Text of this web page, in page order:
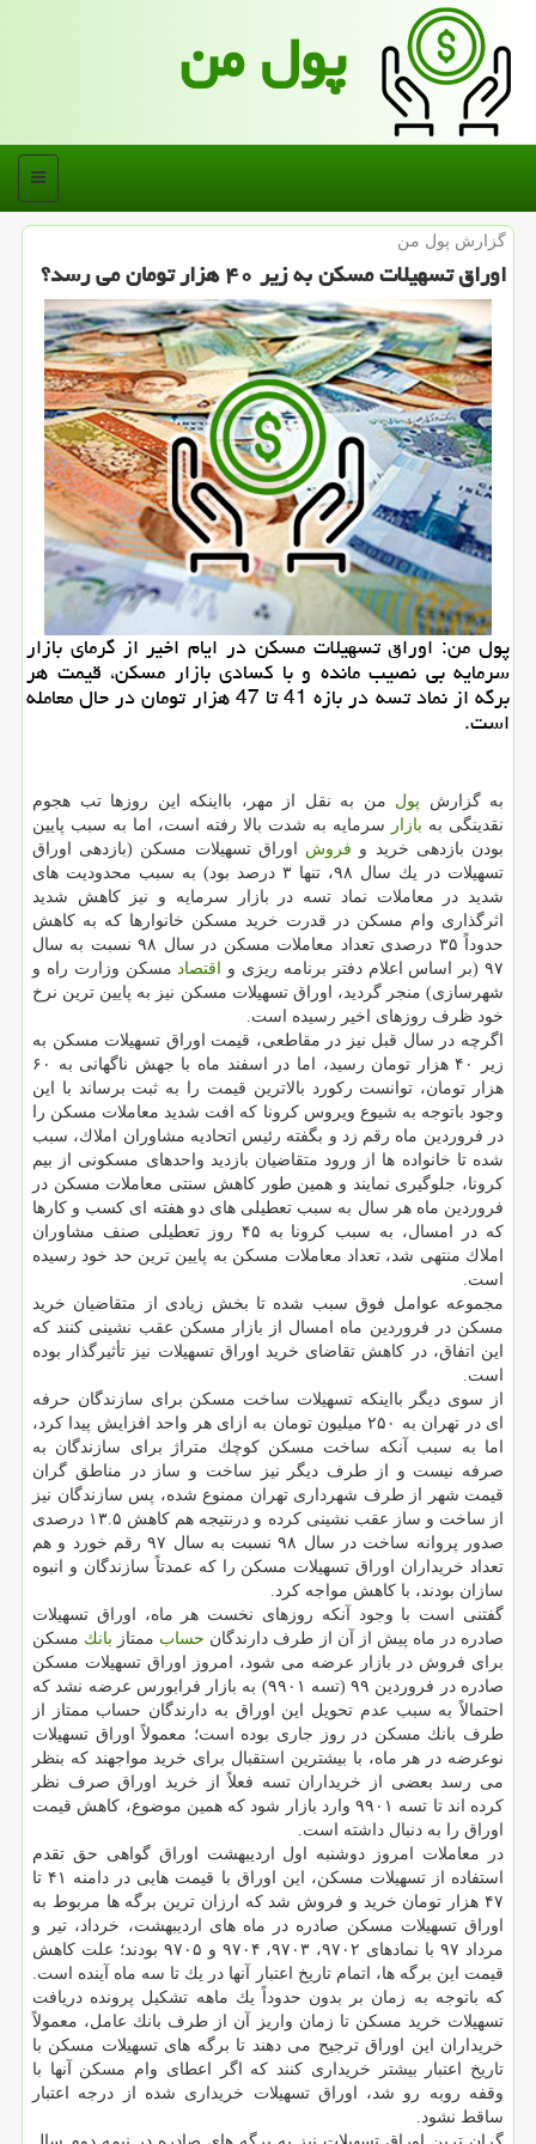
پول من
منو
گزارش پول من
اوراق تسهیلات مسكن به زیر ۴۰ هزار تومان می رسد؟
پول من: اوراق تسهیلات مسكن در ایام اخیر از گرمای بازار
سرمایه بی نصیب مانده و با كسادی بازار مسكن، قیمت هر
برگه از نماد تسه در بازه 41 تا 47 هزار تومان در حال معامله
است.
به گزارش پول من به نقل از مهر، بااینكه این روزها تب هجوم
نقدینگی به بازار
سرمایه به شدت بالا رفته است، اما به سبب پایین
بودن بازدهی خرید و فروش اوراق تسهیلات مسكن (بازدهی اوراق
تسهیلات در یك سال ۹۸، تنها ۳ درصد بود) به سبب محدودیت های
شدید در معاملات نماد تسه در بازار سرمایه و نیز كاهش شدید
اثرگذاری وام مسكن در قدرت خرید مسكن خانوارها كه به كاهش
حدوداً ۳۵ درصدی تعداد معاملات مسكن در سال ۹۸ نسبت به سال
۹۷ (بر اساس اعلام دفتر برنامه ریزی و
اقتصاد مسكن وزارت راه و
شهرسازی) منجر گردید، اوراق تسهیلات مسكن نیز به پایین ترین نرخ
خود ظرف روزهای اخیر رسیده است.
اگرچه در سال قبل نیز در مقاطعی، قیمت اوراق تسهیلات مسكن به
زیر ۴۰ هزار تومان رسید، اما در اسفند ماه با جهش ناگهانی به ۶۰
هزار تومان، توانست ركورد بالاترین قیمت را به ثبت برساند با این
وجود باتوجه به شیوع ویروس كرونا كه افت شدید معاملات مسكن را
در فروردین ماه رقم زد و بگفته رئیس اتحادیه مشاوران املاك، سبب
شده تا خانواده ها از ورود متقاضیان بازدید واحدهای مسكونی از بیم
كرونا، جلوگیری نمایند و همین طور كاهش سنتی معاملات مسكن در
فروردین ماه هر سال به سبب تعطیلی های دو هفته ای كسب و كارها
كه در امسال، به سبب كرونا به ۴۵ روز تعطیلی صنف مشاوران
املاك منتهی شد، تعداد معاملات مسكن به پایین ترین حد خود رسیده
است.
مجموعه عوامل فوق سبب شده تا بخش زیادی از متقاضیان خرید
مسكن در فروردین ماه امسال از بازار مسكن عقب نشینی كنند كه
این اتفاق، در كاهش تقاضای خرید اوراق تسهیلات نیز تأثیرگذار بوده
است.
از سوی دیگر بااینكه تسهیلات ساخت مسكن برای سازندگان حرفه
ای در تهران به ۲۵۰ میلیون تومان به ازای هر واحد افزایش پیدا كرد،
اما به سبب آنكه ساخت مسكن كوچك متراژ برای سازندگان به
صرفه نیست و از طرف دیگر نیز ساخت و ساز در مناطق گران
قیمت شهر از طرف شهرداری تهران ممنوع شده، پس سازندگان نیز
از ساخت و ساز عقب نشینی كرده و درنتیجه هم كاهش ۱۳.۵ درصدی
صدور پروانه ساخت در سال ۹۸ نسبت به سال ۹۷ رقم خورد و هم
تعداد خریداران اوراق تسهیلات مسكن را كه عمدتاً سازندگان و انبوه
سازان بودند، با كاهش مواجه كرد.
گفتنی است با وجود آنكه روزهای نخست هر ماه، اوراق تسهیلات
صادره در ماه پیش از آن از طرف دارندگان حساب ممتاز بانك مسكن
برای فروش در بازار عرضه می شود، امروز اوراق تسهیلات مسكن
صادره در فروردین ۹۹ (تسه ۹۹۰۱) به بازار فرابورس عرضه نشد كه
احتمالاً به سبب عدم تحویل این اوراق به دارندگان حساب ممتاز از
طرف بانك مسكن در روز جاری بوده است؛ معمولاً اوراق تسهیلات
نوعرضه در هر ماه، با بیشترین استقبال برای خرید مواجهند كه بنظر
می رسد بعضی از خریداران تسه فعلاً از خرید اوراق صرف نظر
كرده اند تا تسه ۹۹۰۱ وارد بازار شود كه همین موضوع، كاهش قیمت
اوراق را به دنبال داشته است.
در معاملات امروز دوشنبه اول اردیبهشت اوراق گواهی حق تقدم
استفاده از تسهیلات مسكن، این اوراق با قیمت هایی در دامنه ۴۱ تا
۴۷ هزار تومان خرید و فروش شد كه ارزان ترین برگه ها مربوط به
اوراق تسهیلات مسكن صادره در ماه های اردیبهشت، خرداد، تیر و
مرداد ۹۷ با نمادهای ۹۷۰۲، ۹۷۰۳، ۹۷۰۴ و ۹۷۰۵ بودند؛ علت كاهش
قیمت این برگه ها، اتمام تاریخ اعتبار آنها در یك تا سه ماه آینده است.
كه باتوجه به زمان بر بدون حدوداً یك ماهه تشكیل پرونده دریافت
تسهیلات خرید مسكن تا زمان واریز آن از طرف بانك عامل، معمولاً
خریداران این اوراق ترجیح می دهند تا برگه های تسهیلات مسكن با
تاریخ اعتبار بیشتر خریداری كنند كه اگر اعطای وام مسكن آنها با
وقفه روبه رو شد، اوراق تسهیلات خریداری شده از درجه اعتبار
ساقط نشود.
گران ترین اوراق تسهیلات نیز به برگه های صادره در نیمه دوم سال